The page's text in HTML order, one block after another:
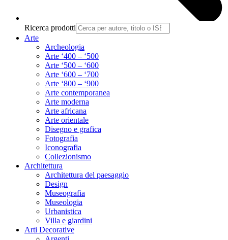
Ricerca prodotti
Arte
Archeologia
Arte ‘400 – ‘500
Arte ‘500 – ‘600
Arte ‘600 – ‘700
Arte ‘800 – ‘900
Arte contemporanea
Arte moderna
Arte africana
Arte orientale
Disegno e grafica
Fotografia
Iconografia
Collezionismo
Architettura
Architettura del paesaggio
Design
Museografia
Museologia
Urbanistica
Villa e giardini
Arti Decorative